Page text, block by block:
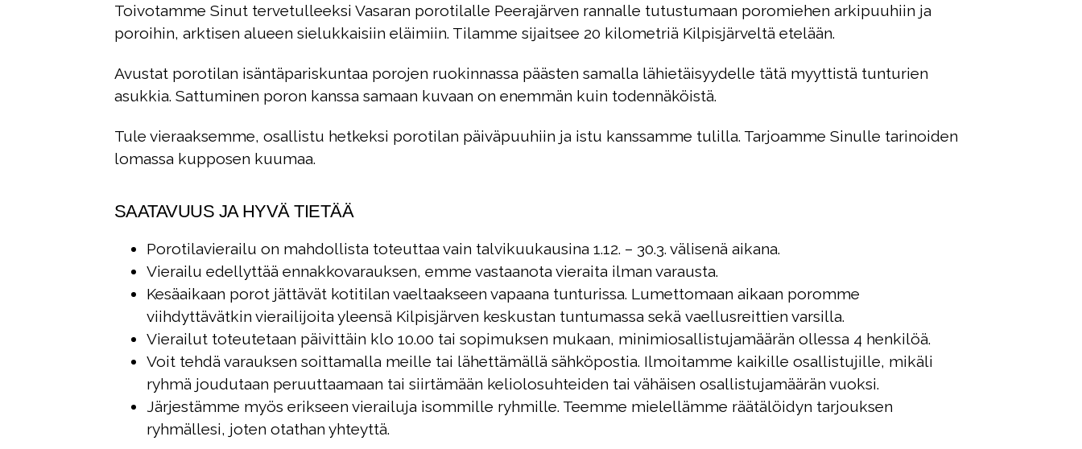
Toivotamme Sinut tervetulleeksi Vasaran porotilalle Peerajärven rannalle tutustumaan poromiehen arkipuuhiin ja
poroihin, arktisen alueen sielukkaisiin eläimiin. Tilamme sijaitsee 20 kilometriä Kilpisjärveltä etelään.
Avustat porotilan isäntäpariskuntaa porojen ruokinnassa päästen samalla lähietäisyydelle tätä myyttistä tunturien
asukkia. Sattuminen poron kanssa samaan kuvaan on enemmän kuin todennäköistä.
Tule vieraaksemme, osallistu hetkeksi porotilan päiväpuuhiin ja istu kanssamme tulilla. Tarjoamme Sinulle tarinoiden
lomassa kupposen kuumaa.
SAATAVUUS JA HYVÄ TIETÄÄ
Porotilavierailu on mahdollista toteuttaa vain talvikuukausina 1.12. – 30.3. välisenä aikana.
Vierailu edellyttää ennakkovarauksen, emme vastaanota vieraita ilman varausta.
Kesäaikaan porot jättävät kotitilan vaeltaakseen vapaana tunturissa. Lumettomaan aikaan poromme
viihdyttävätkin vierailijoita yleensä Kilpisjärven keskustan tuntumassa sekä vaellusreittien varsilla.
Vierailut toteutetaan päivittäin klo 10.00 tai sopimuksen mukaan, minimiosallistujamäärän ollessa 4 henkilöä.
Voit tehdä varauksen soittamalla meille tai lähettämällä sähköpostia. Ilmoitamme kaikille osallistujille, mikäli
ryhmä joudutaan peruuttaamaan tai siirtämään keliolosuhteiden tai vähäisen osallistujamäärän vuoksi.
Järjestämme myös erikseen vierailuja isommille ryhmille. Teemme mielellämme räätälöidyn tarjouksen
ryhmällesi, joten otathan yhteyttä.